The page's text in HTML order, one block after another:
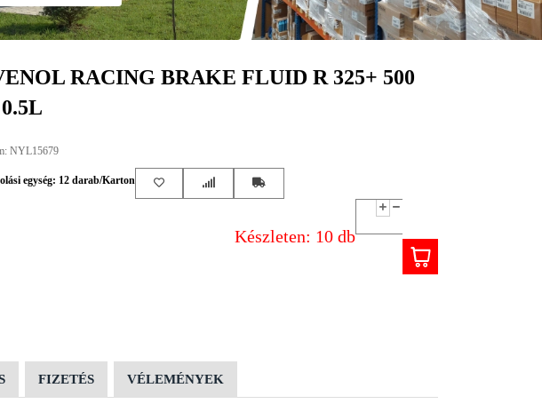
RACING BRAKE FLUID R 325+ 500
NYL15679
egység: 12 darab/Karton
Készleten: 10 db
FIZETÉS VÉLEMÉNYEK